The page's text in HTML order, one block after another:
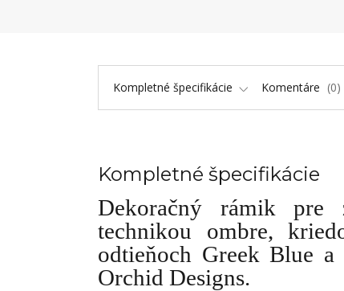
Kompletné špecifikácie Komentáre 0
Kompletné špecifikácie
Dekoračný rámik pre
technikou ombre,
odtieňoch Greek Blue
Orchid Designs.